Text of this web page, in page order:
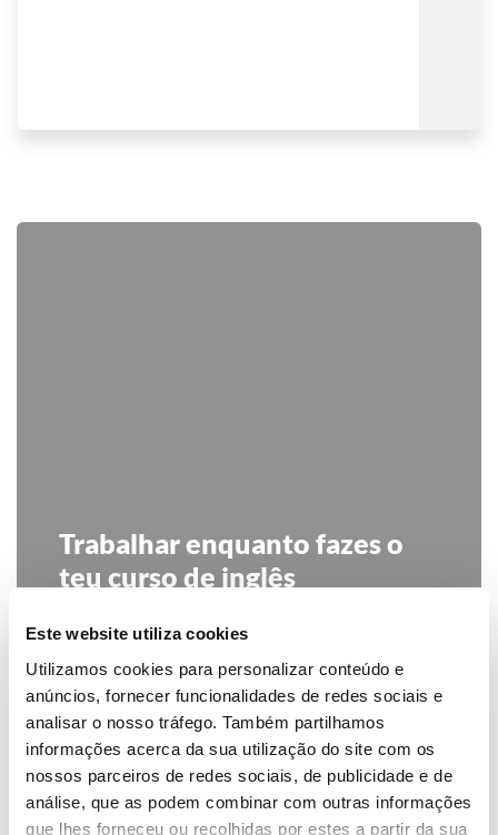
Este website utiliza cookies
Utilizamos cookies para personalizar conteúdo e
anúncios, fornecer funcionalidades de redes sociais e
analisar o nosso tráfego. Também partilhamos
informações acerca da sua utilização do site com os
nossos parceiros de redes sociais, de publicidade e de
análise, que as podem combinar com outras informações
que lhes forneceu ou recolhidas por estes a partir da sua
Trabalhar enquanto fazes o
teu curso de inglês
Aplicamos o Student Visa, o visto que te
SABER MAIS